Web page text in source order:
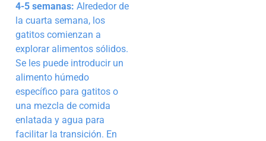
4-5 semanas: Alrededor de
la cuarta semana, los
gatitos comienzan a
explorar alimentos sólidos.
Se les puede introducir un
alimento húmedo
específico para gatitos o
una mezcla de comida
enlatada y agua para
facilitar la transición. En